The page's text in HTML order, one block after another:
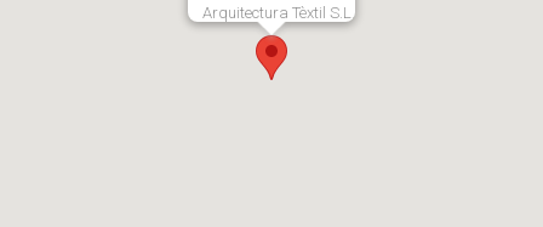
Arquitectura Tèxtil S.L.